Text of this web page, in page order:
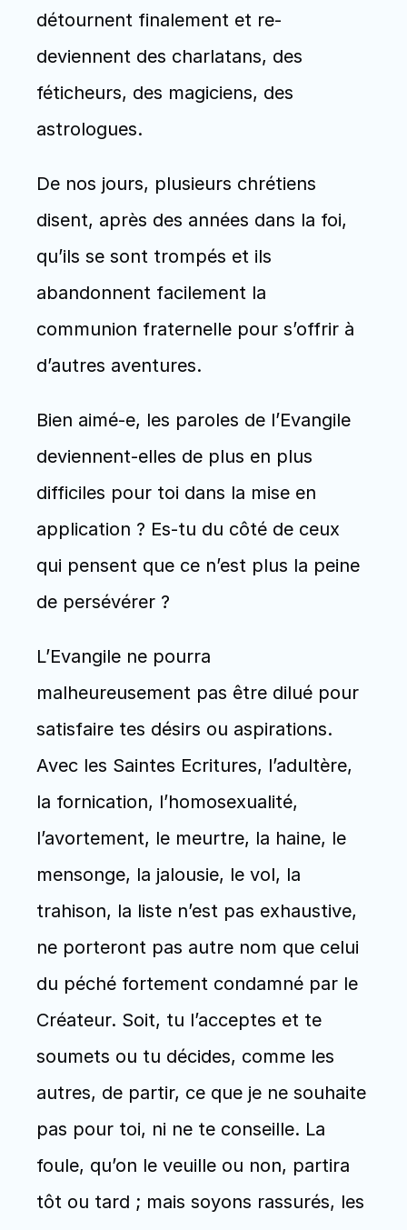
détournent finalement et re-
deviennent des charlatans, des
féticheurs, des magiciens, des
astrologues.
De nos jours, plusieurs chrétiens
disent, après des années dans la foi,
qu’ils se sont trompés et ils
abandonnent facilement la
communion fraternelle pour s’offrir à
d’autres aventures.
Bien aimé-e, les paroles de l’Evangile
deviennent-elles de plus en plus
difficiles pour toi dans la mise en
application ? Es-tu du côté de ceux
qui pensent que ce n’est plus la peine
de persévérer ?
L’Evangile ne pourra
malheureusement pas être dilué pour
satisfaire tes désirs ou aspirations.
Avec les Saintes Ecritures, l’adultère,
la fornication, l’homosexualité,
l’avortement, le meurtre, la haine, le
mensonge, la jalousie, le vol, la
trahison, la liste n’est pas exhaustive,
ne porteront pas autre nom que celui
du péché fortement condamné par le
Créateur. Soit, tu l’acceptes et te
soumets ou tu décides, comme les
autres, de partir, ce que je ne souhaite
pas pour toi, ni ne te conseille. La
foule, qu’on le veuille ou non, partira
tôt ou tard ; mais soyons rassurés, les